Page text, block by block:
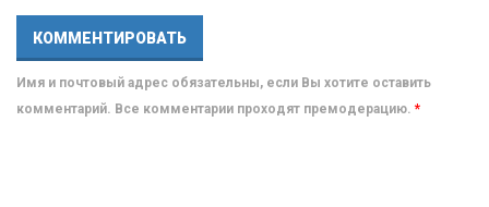
Имя и почтовый адрес обязательны, если Вы хотите оставить
комментарий. Все комментарии проходят премодерацию. *